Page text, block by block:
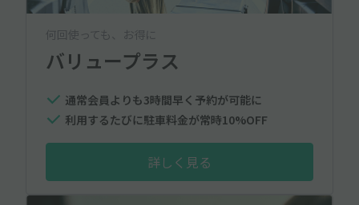
何回使っても、お得に
バリュープラス
通常会員よりも3時間早く予約が可能に
利用するたびに駐車料金が常時10%OFF
詳しく見る